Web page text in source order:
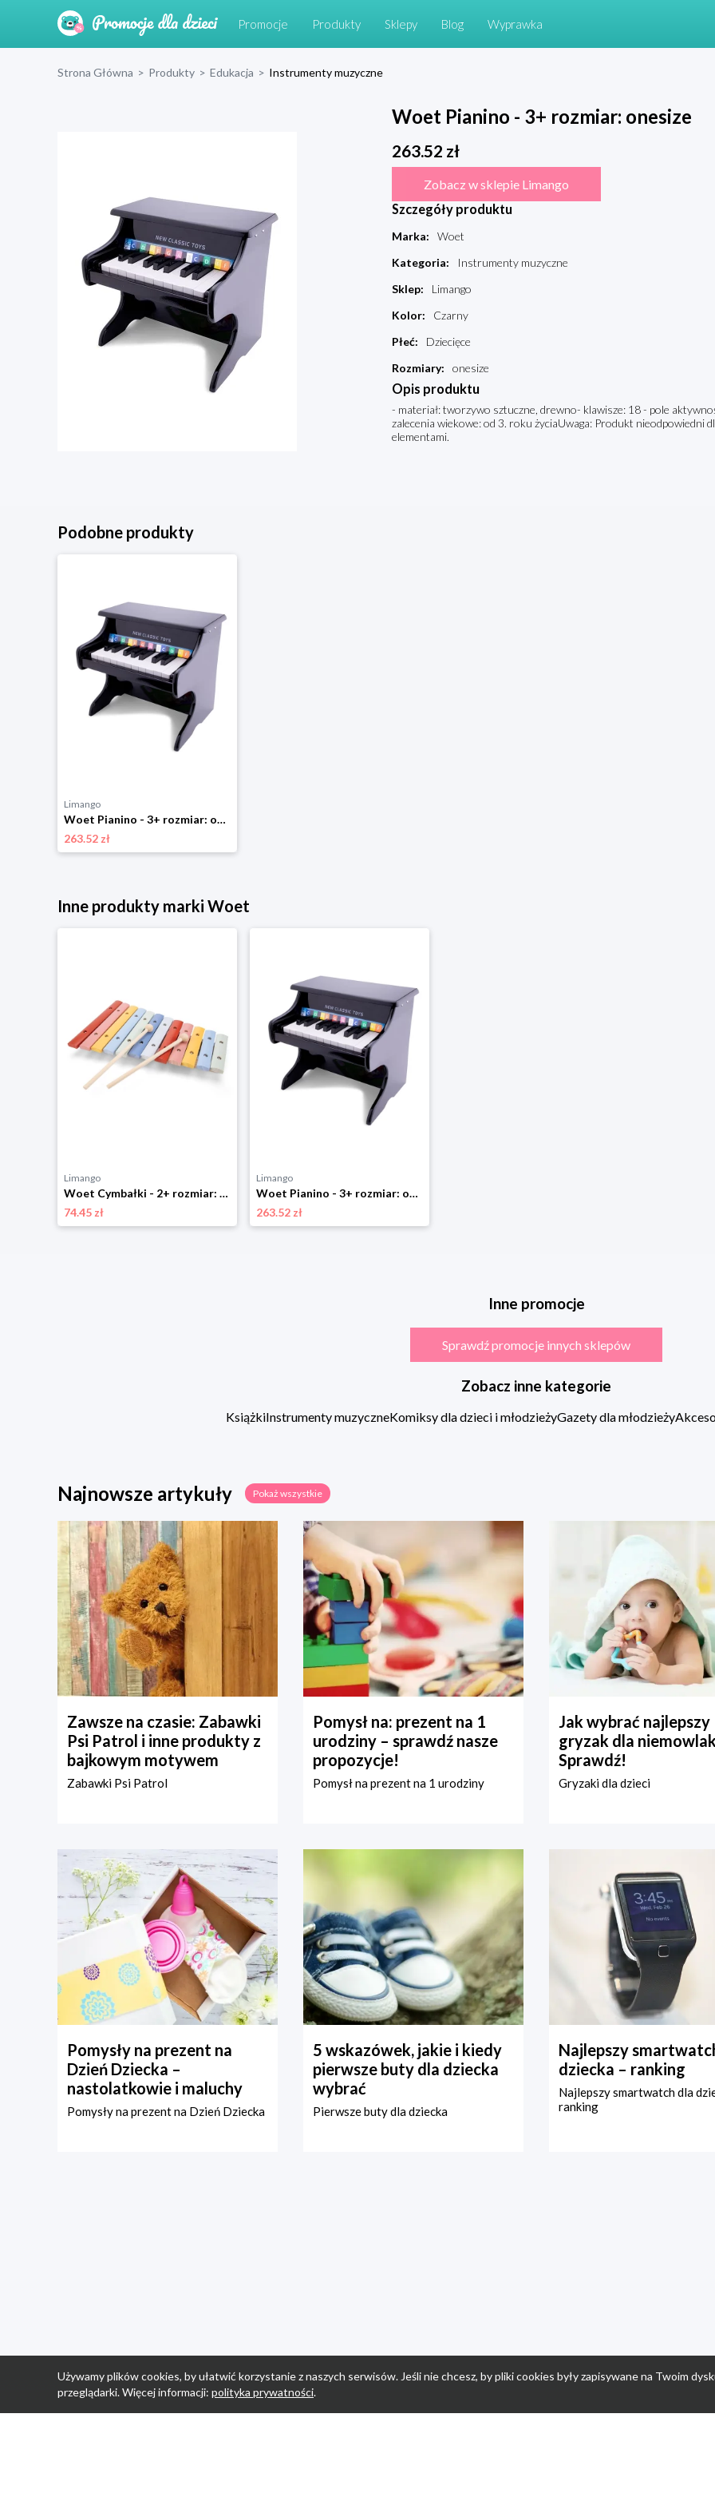
Promocje Produkty Sklepy Blog Wyprawka
Strona Główna > Produkty > Edukacja > Instrumenty muzyczne
Woet Pianino - 3+ rozmiar: onesize
263.52 zł
Zobacz w sklepie Limango
Szczegóły produktu
Marka:
Woet
Kategoria:
Instrumenty muzyczne
Sklep:
Limango
Kolor:
Czarny
Płeć:
Dziecięce
Rozmiary: onesize
Opis produktu
- materiał: tworzywo sztuczne, drewno- klawisze: 18 - pole
zalecenia wiekowe: od 3. roku życiaUwaga: Produkt nieodpowiedni
elementami.
Podobne produkty
Limango
Woet Pianino - 3+ rozmiar: onesize
263.52 zł
Inne produkty marki Woet
Limango
Woet Cymbałki - 2+ rozmiar: onesize
74.45 zł
Limango
Woet Pianino - 3+ rozmiar: onesize
263.52 zł
Inne promocje
Sprawdź promocje innych sklepów
Zobacz inne kategorie
KsiążkiInstrumenty muzyczneKomiksy dla dzieci i młodzieżyGazety dla młodzieży
Najnowsze artykuły Pokaż wszystkie
Zawsze na czasie: Zabawki
Psi Patrol i inne produkty z
bajkowym motywem
Zabawki Psi Patrol
Pomysł na: prezent na 1
urodziny – sprawdź nasze
propozycje!
Pomysł na prezent na 1 urodziny
Jak wybrać najlepszy
gryzak dla
Sprawdź!
Gryzaki dla dzieci
Pomysły na prezent na
Dzień Dziecka –
nastolatkowie i maluchy
Pomysły na prezent na Dzień Dziecka
5 wskazówek, jakie i kiedy
pierwsze buty dla dziecka
wybrać
Pierwsze buty dla dziecka
Najlepszy
dziecka – ranking
Najlepszy smartwatch dla
ranking
Używamy plików cookies, by ułatwić korzystanie z naszych serwisów. Jeśli nie chcesz, by pliki cookies były zapisywane na Twoim
przeglądarki. Więcej informacji: polityka prywatności.